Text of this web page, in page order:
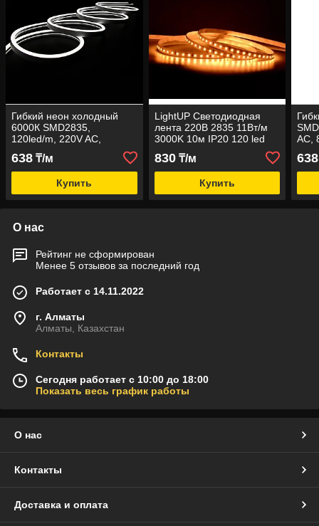
Гибкий неон холодный
6000К SMD2835,
120led/m, 220V AC,
8х16мм
638 ₸/м
Купить
LightUP Светодиодная
лента 220В 2835 11Вт/м
3000K 10м IP20 120 led
830₸/м
Купить
AC,
638
О нас
Рейтинг не сформирован
Менее 5 отзывов за последний год
Работает с 14.11.2022
г. Алматы
Алматы, Казахстан
Контакты
Сегодня работает с 10:00 до 18:00
Показать весь график работы
О нас
Контакты
Доставка и оплата